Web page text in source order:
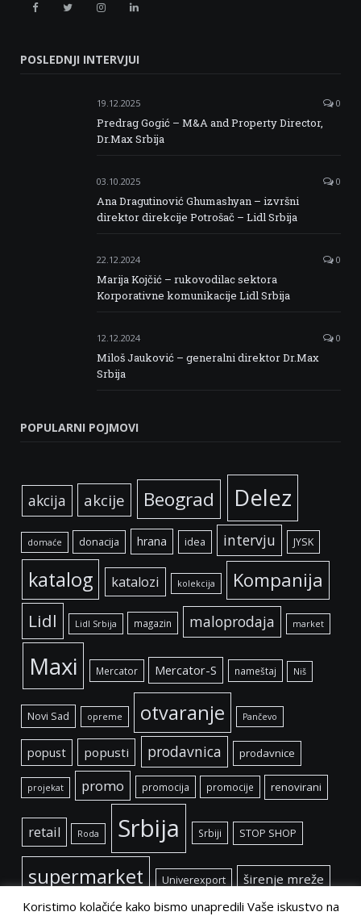
Retail
Facebook
Retail
Twitter
Retail
Instagram
Retail
Linkedin
POSLEDNJI INTERVJUI
19.12.2025 0
Predrag Gogić – M&A and Property Director,
Dr.Max Srbija
03.10.2025 0
Ana Dragutinović Ghumashyan – izvršni
direktor direkcije Potrošač – Lidl Srbija
22.12.2024 0
Marija Kojčić – rukovodilac sektora
Korporativne komunikacije Lidl Srbija
12.12.2024 0
Miloš Jauković – generalni direktor Dr.Max
Srbija
POPULARNI POJMOVI
akcija akcije Beograd Delez
domaće donacija hrana idea intervju JYSK
katalog katalozi kolekcija Kompanija
Lidl Lidl Srbija magazin maloprodaja market
Maxi Mercator Mercator-S nameštaj Niš
Novi Sad opreme otvaranje Pančevo
popust popusti prodavnica prodavnice
projekat promo promocija promocije renovirani
retail Roda Srbija Srbiji STOP SHOP
supermarket Univerexport
širenje mreže
Koristimo kolačiće kako bismo unapredili Vaše iskustvo na